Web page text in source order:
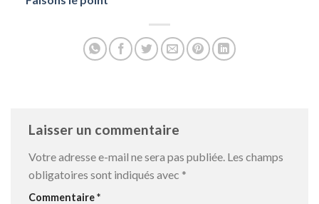
Laisser un commentaire
Votre adresse e-mail ne sera pas publiée. Les champs
obligatoires sont indiqués avec *
Commentaire*